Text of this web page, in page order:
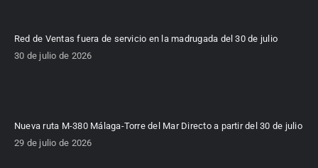
Red de Ventas fuera de servicio en la madrugada del 30 de julio
30 de julio de 2026
Nueva ruta M-380 Málaga-Torre del Mar Directo a partir del 30 de julio
29 de julio de 2026